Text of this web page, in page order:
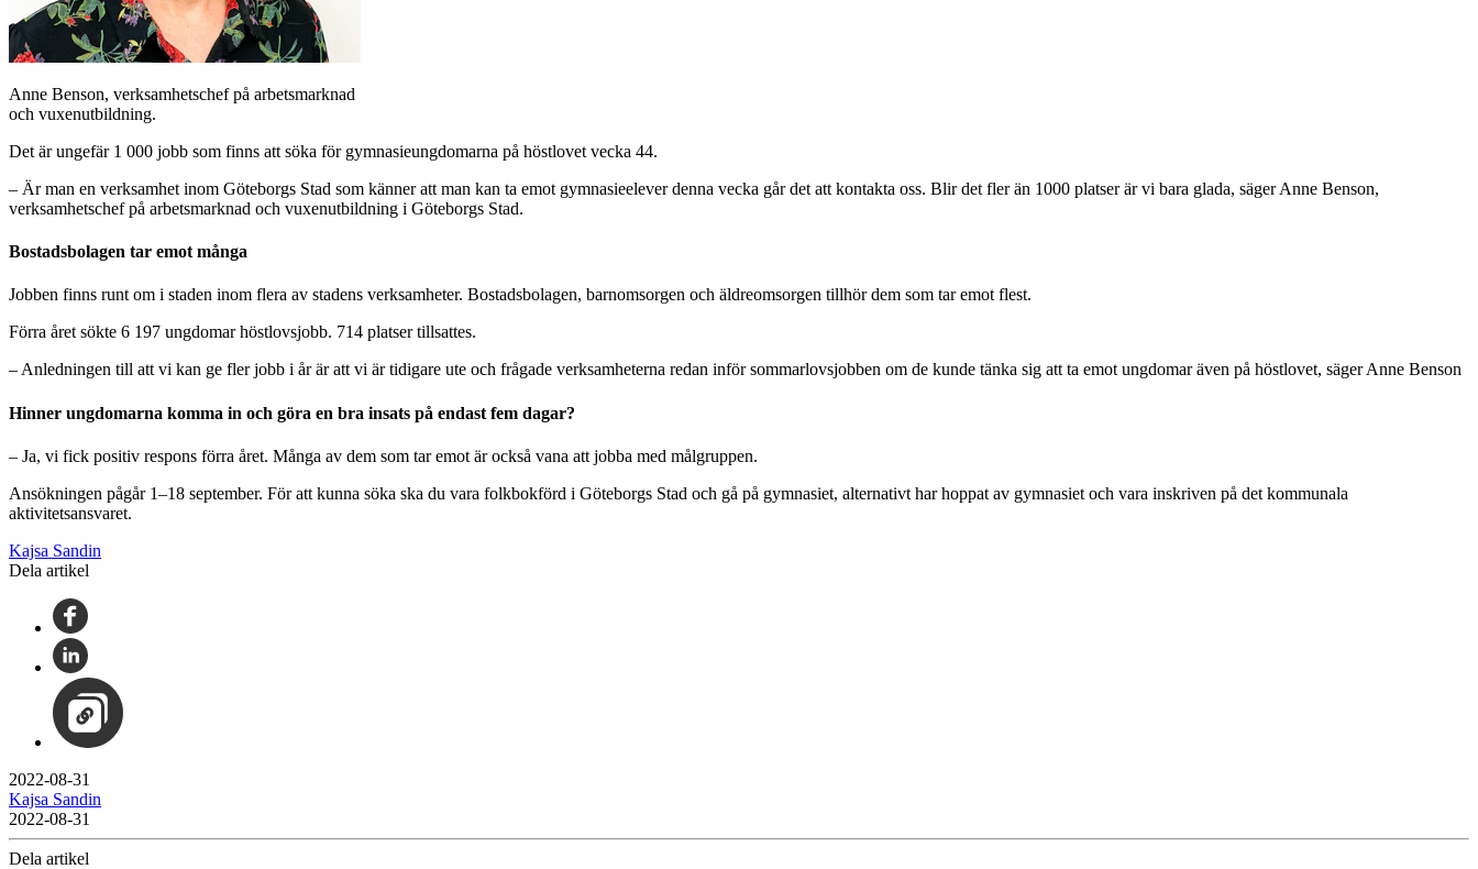
Anne Benson, verksamhetschef på arbetsmarknad
och vuxenutbildning.
Det är ungefär 1 000 jobb som finns att söka för gymnasieungdomarna på höstlovet vecka 44.
– Är man en verksamhet inom Göteborgs Stad som känner att man kan ta emot gymnasieelever denna vecka går det att kontakta oss. Blir det fler än 1000 platser är vi bara glada, säger Anne Benson,
verksamhetschef på arbetsmarknad och vuxenutbildning i Göteborgs Stad.
Bostadsbolagen tar emot många
Jobben finns runt om i staden inom flera av stadens verksamheter. Bostadsbolagen, barnomsorgen och äldreomsorgen tillhör dem som tar emot flest.
Förra året sökte 6 197 ungdomar höstlovsjobb. 714 platser tillsattes.
– Anledningen till att vi kan ge fler jobb i år är att vi är tidigare ute och frågade verksamheterna redan inför sommarlovsjobben om de kunde tänka sig att ta emot ungdomar även på höstlovet, säger Anne Benson
Hinner ungdomarna komma in och göra en bra insats på endast fem dagar?
– Ja, vi fick positiv respons förra året. Många av dem som tar emot är också vana att jobba med målgruppen.
Ansökningen pågår 1–18 september. För att kunna söka ska du vara folkbokförd i Göteborgs Stad och gå på gymnasiet, alternativt har hoppat av gymnasiet och vara inskriven på det kommunala
aktivitetsansvaret.
Kajsa Sandin
Dela artikel
2022-08-31
Kajsa Sandin
2022-08-31
Dela artikel